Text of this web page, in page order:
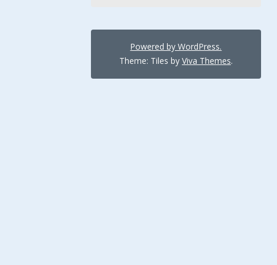
Powered by WordPress.
Theme: Tiles by Viva Themes.